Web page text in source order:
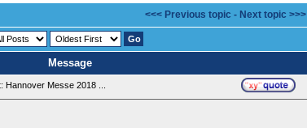
<<< Previous topic - Next topic >>>
Message
Messe 2018 ...